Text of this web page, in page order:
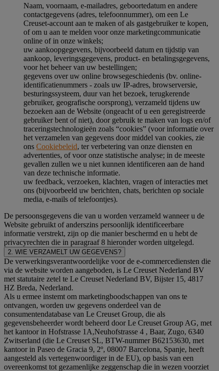
Naam, voornaam, e-mailadres, geboortedatum en andere
contactgegevens (adres, telefoonnummer), om een Le
Creuset-account aan te maken of als gastgebruiker te kopen,
of om u aan te melden voor onze marketingcommunicatie
online of in onze winkels;
uw aankoopgegevens, bijvoorbeeld datum en tijdstip van
aankoop, leveringsgegevens, product- en betalingsgegevens,
voor het beheer van uw bestellingen;
gegevens over uw online browsegeschiedenis (bv. online-
identificatienummers - zoals uw IP-adres, browserversie,
besturingssysteem, duur van het bezoek, terugkerende
gebruiker, geografische oorsprong), verzameld tijdens uw
bezoeken aan de Website (ongeacht of u een geregistreerde
gebruiker bent of niet), door gebruik te maken van logs en/of
traceringstechnologieën zoals “cookies” (voor informatie over
het verzamelen van gegevens door middel van cookies, zie
ons Cookiebeleid, ter verbetering van onze diensten en
advertenties, of voor onze statistische analyse; in de meeste
gevallen zullen we u niet kunnen identificeren aan de hand
van deze technische informatie.
uw feedback, verzoeken, klachten, vragen of interacties met
ons (bijvoorbeeld uw berichten, chats, berichten op sociale
media, e-mails of telefoontjes).
De persoonsgegevens die van u worden verzameld wanneer u de
Website gebruikt of anderszins persoonlijk identificeerbare
informatie verstrekt, zijn op die manier beschermd en u hebt de
privacyrechten die in paragraaf 8 hieronder worden uitgelegd.
2. WIE VERZAMELT UW GEGEVENS?
De verwerkingsverantwoordelijke voor de e-commercediensten die
via de website worden aangeboden, is Le Creuset Nederland BV
met statutaire zetel te Le Creuset Nederland BV, Bijster 15, 4817
HZ Breda, Nederland.
Als u ermee instemt om marketingboodschappen van ons te
ontvangen, worden uw gegevens onderdeel van de
consumentendatabase van Le Creuset Group, die als
gegevensbeheerder wordt beheerd door Le Creuset Group AG, met
het kantoor in Hofstrasse 1A,Neuhofstrasse 4 , Baar, Zugo, 6340
Zwitserland (die Le Creuset SL, BTW-nummer B62153630, met
kantoor in Paseo de Gracia 9, 2º, 08007 Barcelona, Spanje, heeft
aangesteld als vertegenwoordiger in de EU), op basis van een
overeenkomst tot gezamenlijke zeggenschap die in wezen voorziet